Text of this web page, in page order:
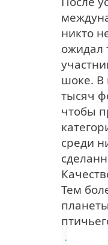
никто
ожидал
шоке. В
тысяч
чтобы
среди
Тем
.